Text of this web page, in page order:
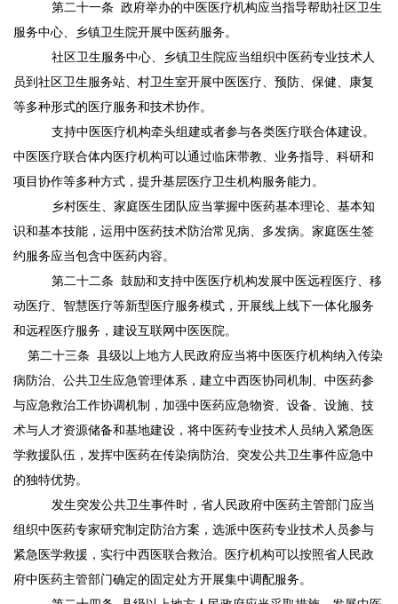
第二十一条 政府举办的中医医疗机构应当指导帮助社区卫生
服务中心、乡镇卫生院开展中医药服务。
社区卫生服务中心、乡镇卫生院应当组织中医药专业技术人
员到社区卫生服务站、村卫生室开展中医医疗、预防、保健、康复
等多种形式的医疗服务和技术协作。
支持中医医疗机构牵头组建或者参与各类医疗联合体建设。
中医医疗联合体内医疗机构可以通过临床带教、业务指导、科研和
项目协作等多种方式，提升基层医疗卫生机构服务能力。
乡村医生、家庭医生团队应当掌握中医药基本理论、基本知
识和基本技能，运用中医药技术防治常见病、多发病。家庭医生签
约服务应当包含中医药内容。
第二十二条 鼓励和支持中医医疗机构发展中医远程医疗、移
动医疗、智慧医疗等新型医疗服务模式，开展线上线下一体化服务
和远程医疗服务，建设互联网中医医院。
第二十三条 县级以上地方人民政府应当将中医医疗机构纳入传染
病防治、公共卫生应急管理体系，建立中西医协同机制、中医药参
与应急救治工作协调机制，加强中医药应急物资、设备、设施、技
术与人才资源储备和基地建设，将中医药专业技术人员纳入紧急医
学救援队伍，发挥中医药在传染病防治、突发公共卫生事件应急中
的独特优势。
发生突发公共卫生事件时，省人民政府中医药主管部门应当
组织中医药专家研究制定防治方案，选派中医药专业技术人员参与
紧急医学救援，实行中西医联合救治。医疗机构可以按照省人民政
府中医药主管部门确定的固定处方开展集中调配服务。